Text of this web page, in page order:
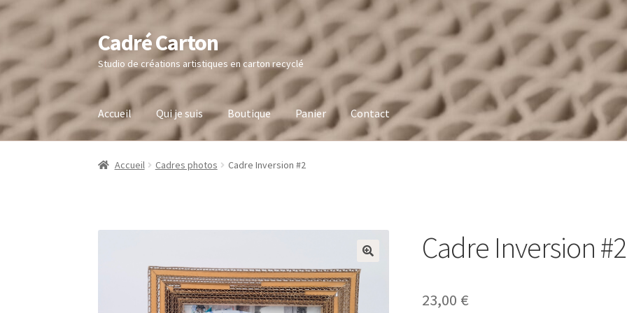
Aller
à
la
navigation
Aller
au
contenu
Cadré Carton
Studio de créations artistiques en carton recyclé
Accueil Qui je suis Boutique Panier Contact
Accueil Cadres photos Cadre Inversion #2
Cadre Inversion #2
23,00 €